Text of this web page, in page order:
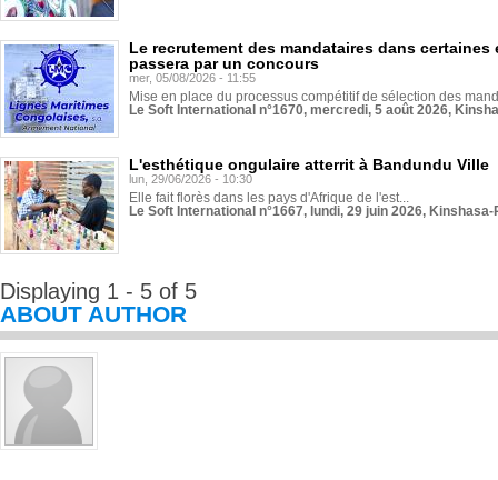
Le recrutement des mandataires dans
passera par un concours
mer, 05/08/2026 - 11:55
Mise en place du processus compétitif de sélection des
Le Soft International n°1670, mercredi, 5 août 2026,
L'esthétique ongulaire atterrit à Bandundu Ville
lun, 29/06/2026 - 10:30
Elle fait florès dans les pays d'Afrique de l'est...
Le Soft International n°1667, lundi, 29 juin 2026,
Displaying 1 - 5 of 5
ABOUT AUTHOR